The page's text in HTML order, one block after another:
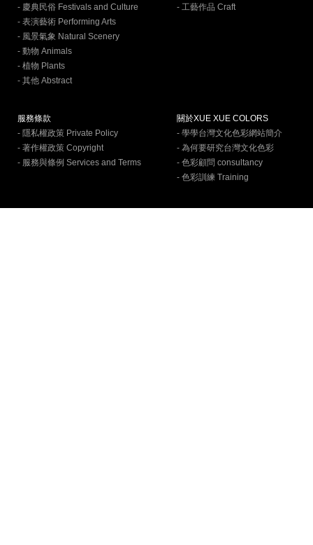
- 慶典民俗 Festivals and Culture
- 表演藝術 Performing Arts
- 風景氣象 Natural Scenery
- 動物 Animals
- 植物 Plants
- 其他 Abstract
- 工藝作品 Craft
服務條款
- 隱私權政策 Private Policy
- 著作權政策 Copyright
- 服務與條例 Services and Terms
關於XUE XUE COLORS
- 學學台灣文化色彩網站簡介
- 為何要研究台灣文化色彩
- 色彩顧問 consultancy
- 色彩訓練 Training